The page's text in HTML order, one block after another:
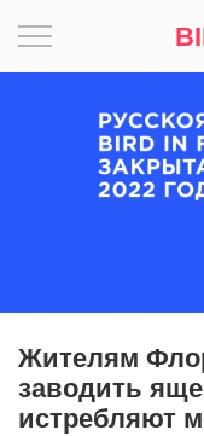
Жителям
заводить
истребляют